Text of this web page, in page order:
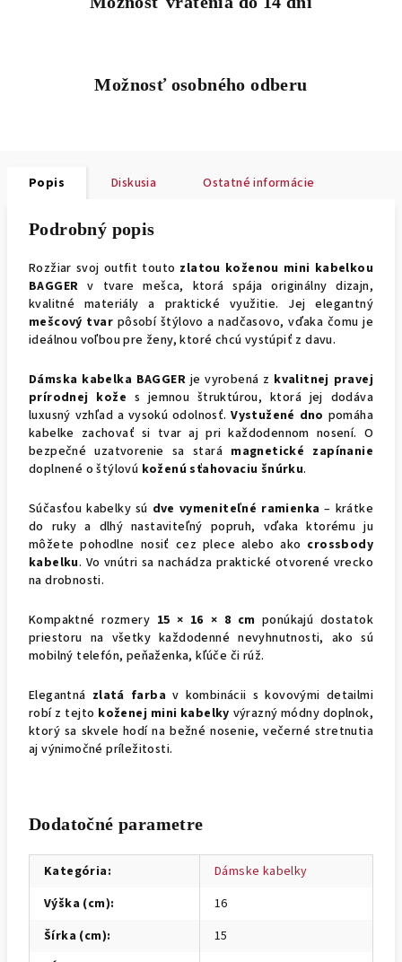
Možnosť osobného odberu
Popis Diskusia Ostatné informácie
Podrobný popis
Rozžiar svoj outfit touto zlatou koženou mini kabelkou
BAGGER v tvare mešca, ktorá spája originálny dizajn,
kvalitné materiály a praktické využitie. Jej elegantný
mešcový tvar pôsobí štýlovo a nadčasovo, vďaka čomu je
ideálnou voľbou pre ženy, ktoré chcú vystúpiť z davu.
Dámska kabelka BAGGER je vyrobená z kvalitnej pravej
prírodnej kože s jemnou štruktúrou, ktorá jej dodáva
luxusný vzhľad a vysokú odolnosť.Vystužené dno pomáha
kabelke zachovať si tvar aj pri každodennom nosení. O
bezpečné uzatvorenie sa stará magnetické zapínanie
doplnené o štýlovú koženú sťahovaciu šnúrku.
Súčasťou kabelky sú dve vymeniteľné ramienka – krátke
do ruky a dlhý nastaviteľný popruh, vďaka ktorému ju
môžete pohodlne nosiť cez plece alebo ako crossbody
kabelku. Vo vnútri sa nachádza praktické otvorené vrecko
na drobnosti.
Kompaktné rozmery 15 × 16 × 8 cm ponúkajú dostatok
priestoru na všetky každodenné nevyhnutnosti, ako sú
mobilný telefón, peňaženka, kľúče či rúž.
Elegantná zlatá farba v kombinácii s kovovými detailmi
robí z tejto koženej mini kabelky výrazný módny doplnok,
ktorý sa skvele hodí na bežné nosenie, večerné stretnutia
aj výnimočné príležitosti.
Dodatočné parametre
Kategória:
Dámske kabelky
Výška (cm):
16
Šírka (cm):
15